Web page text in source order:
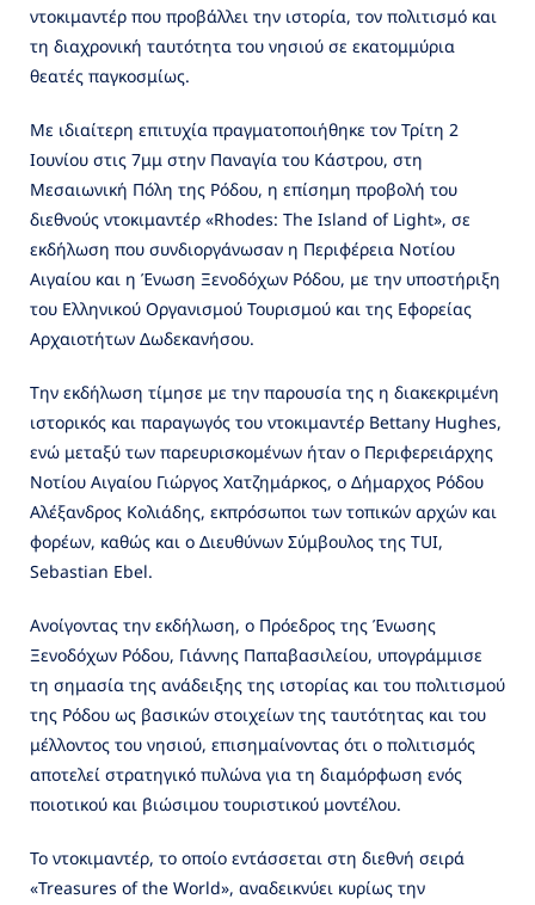
ντοκιμαντέρ που προβάλλει την ιστορία, τον πολιτισμό και
τη διαχρονική ταυτότητα του νησιού σε εκατομμύρια
θεατές παγκοσμίως.
Με ιδιαίτερη επιτυχία πραγματοποιήθηκε τον Τρίτη 2
Ιουνίου στις 7μμ στην Παναγία του Κάστρου, στη
Μεσαιωνική Πόλη της Ρόδου, η επίσημη προβολή του
διεθνούς ντοκιμαντέρ «Rhodes: The Island of Light», σε
εκδήλωση που συνδιοργάνωσαν η Περιφέρεια Νοτίου
Αιγαίου και η Ένωση Ξενοδόχων Ρόδου, με την υποστήριξη
του Ελληνικού Οργανισμού Τουρισμού και της Εφορείας
Αρχαιοτήτων Δωδεκανήσου.
Την εκδήλωση τίμησε με την παρουσία της η διακεκριμένη
ιστορικός και παραγωγός του ντοκιμαντέρ Bettany Hughes,
ενώ μεταξύ των παρευρισκομένων ήταν ο Περιφερειάρχης
Νοτίου Αιγαίου Γιώργος Χατζημάρκος, ο Δήμαρχος Ρόδου
Αλέξανδρος Κολιάδης, εκπρόσωποι των τοπικών αρχών και
φορέων, καθώς και ο Διευθύνων Σύμβουλος της TUI,
Sebastian Ebel.
Ανοίγοντας την εκδήλωση, ο Πρόεδρος της Ένωσης
Ξενοδόχων Ρόδου, Γιάννης Παπαβασιλείου, υπογράμμισε
τη σημασία της ανάδειξης της ιστορίας και του πολιτισμού
της Ρόδου ως βασικών στοιχείων της ταυτότητας και του
μέλλοντος του νησιού, επισημαίνοντας ότι ο πολιτισμός
αποτελεί στρατηγικό πυλώνα για τη διαμόρφωση ενός
ποιοτικού και βιώσιμου τουριστικού μοντέλου.
Το ντοκιμαντέρ, το οποίο εντάσσεται στη διεθνή σειρά
«Treasures of the World», αναδεικνύει κυρίως την